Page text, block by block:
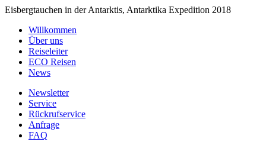
Eisbergtauchen in der Antarktis, Antarktika Expedition 2018
Willkommen
Über uns
Reiseleiter
ECO Reisen
News
Newsletter
Service
Rückrufservice
Anfrage
FAQ